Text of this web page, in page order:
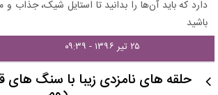
دارد که باید آن‌ها را بدانید تا استایل شیک، جذاب و
باشید
۲۵ تیر ۱۳۹۶ - ۰۹:۳۹
حلقه های نامزدی زیبا با سنگ